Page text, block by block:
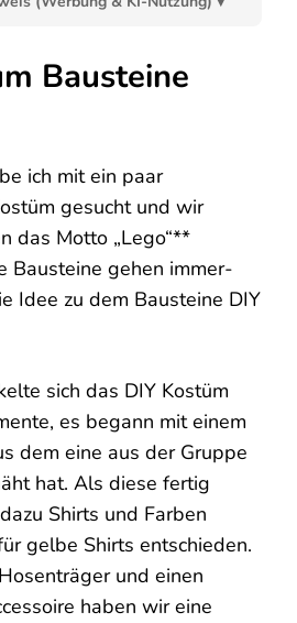
Bausteine
ich mit ein paar
gesucht und wir
das Motto „Lego“**
Bausteine gehen immer-
Idee zu dem Bausteine DIY
sich das DIY Kostüm
es begann mit einem
dem eine aus der Gruppe
hat. Als diese fertig
Shirts und Farben
gelbe Shirts entschieden.
und einen
haben wir eine